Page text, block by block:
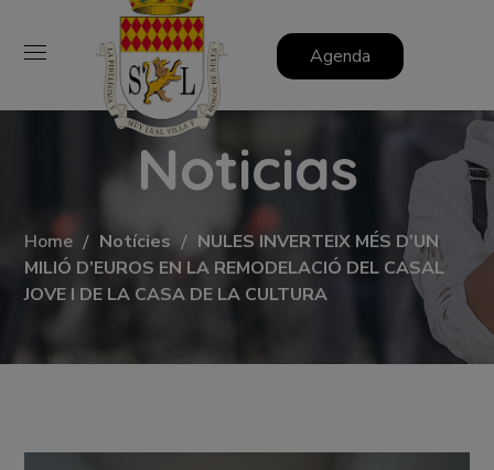
Agenda
Noticias
Home Notícies
NULES INVERTEIX MÉS D’UN
MILIÓ D’EUROS EN LA REMODELACIÓ DEL CASAL
JOVE I DE LA CASA DE LA CULTURA